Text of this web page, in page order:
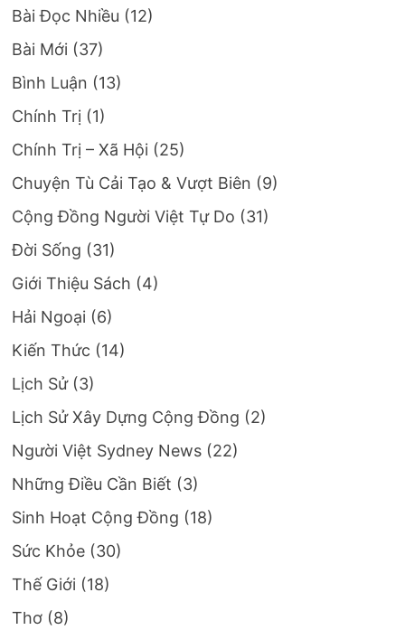
Bài Đọc Nhiều (12)
Bài Mới (37)
Bình Luận (13)
Chính Trị (1)
Chính Trị – Xã Hội (25)
Chuyện Tù Cải Tạo & Vượt Biên (9)
Cộng Đồng Người Việt Tự Do (31)
Đời Sống (31)
Giới Thiệu Sách (4)
Hải Ngoại (6)
Kiến Thức (14)
Lịch Sử(3)
Lịch Sử Xây Dựng Cộng Đồng (2)
Người Việt Sydney News (22)
Những Điều Cần Biết (3)
Sinh Hoạt Cộng Đồng (18)
Sức Khỏe (30)
Thế Giới (18)
Thơ (8)